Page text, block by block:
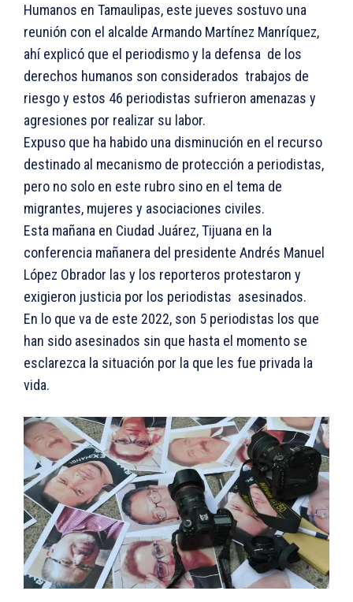
Humanos en Tamaulipas, este jueves sostuvo una
reunión con el alcalde Armando Martínez Manríquez,
ahí explicó que el periodismo y la defensa de los
derechos humanos son considerados trabajos de
riesgo y estos 46 periodistas sufrieron amenazas y
agresiones por realizar su labor.
Expuso que ha habido una disminución en el recurso
destinado al mecanismo de protección a periodistas,
pero no solo en este rubro sino en el tema de
migrantes, mujeres y asociaciones civiles.
Esta mañana en Ciudad Juárez, Tijuana en la
conferencia mañanera del presidente Andrés Manuel
López Obrador las y los reporteros protestaron y
exigieron justicia por los periodistas asesinados.
En lo que va de este 2022, son 5 periodistas los que
han sido asesinados sin que hasta el momento se
esclarezca la situación por la que les fue privada la
vida.